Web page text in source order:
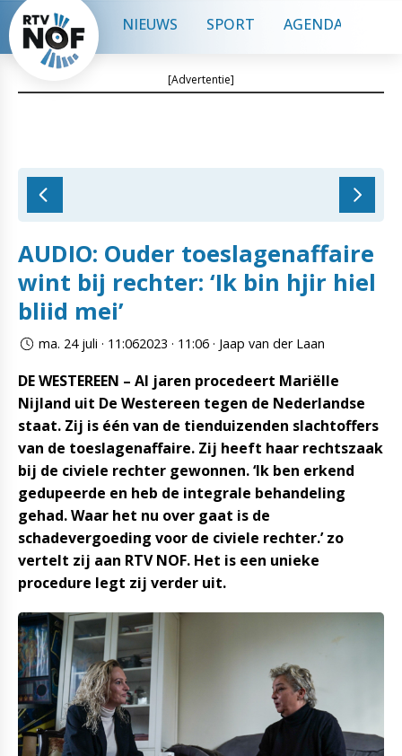
NIEUWS SPORT AGENDA
[Advertentie]
AUDIO: Ouder toeslagenaffaire
wint bij rechter: ‘Ik bin hjir hiel
bliid mei’
ma. 24 juli · 11:062023 · 11:06 · Jaap van der Laan
DE WESTEREEN – Al jaren procedeert Mariëlle
Nijland uit De Westereen tegen de Nederlandse
staat. Zij is één van de tienduizenden slachtoffers
van de toeslagenaffaire. Zij heeft haar rechtszaak
bij de civiele rechter gewonnen. ‘Ik ben erkend
gedupeerde en heb de integrale behandeling
gehad. Waar het nu over gaat is de
schadevergoeding voor de civiele rechter.’ zo
vertelt zij aan RTV NOF. Het is een unieke
procedure legt zij verder uit.